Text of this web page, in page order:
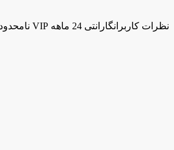
نظرات کاربرانگارانتی 24 ماهه VIP نامحدود